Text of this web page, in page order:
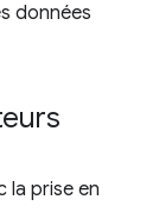
données
la prise en